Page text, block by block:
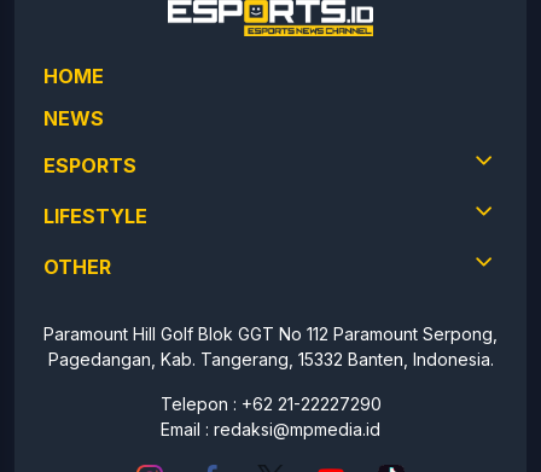
HOME
NEWS
ESPORTS
LIFESTYLE
OTHER
Paramount Hill Golf Blok GGT No 112 Paramount Serpong,
Pagedangan, Kab. Tangerang, 15332 Banten, Indonesia.
Telepon : +62 21-22227290
Email : redaksi@mpmedia.id